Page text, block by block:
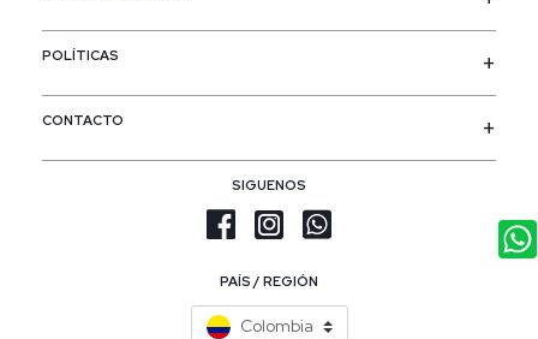
POLÍTICAS
SIGUENOS
PAÍS / REGIÓN
Colombia
CONTACTO